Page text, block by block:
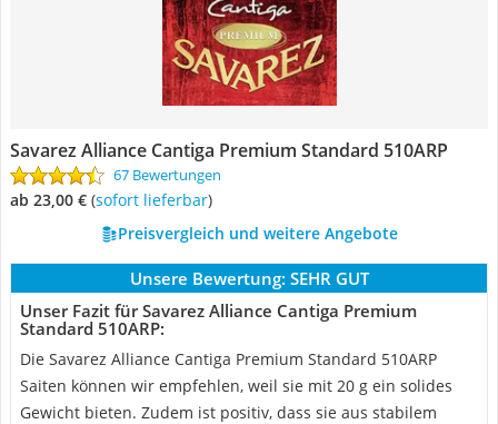
Savarez Alliance Cantiga Premium Standard 510ARP
67 Bewertungen
ab 23,00 € ( Sofort lieferbar)
Preisvergleich und weitere Angebote
Unsere Bewertung: SEHR GUT
Unser Fazit für Savarez Alliance Cantiga Premium
Standard 510ARP:
Die Savarez Alliance Cantiga Premium Standard 510ARP
Saiten können wir empfehlen, weil sie mit 20 g ein solides
Gewicht bieten. Zudem ist positiv, dass sie aus stabilem